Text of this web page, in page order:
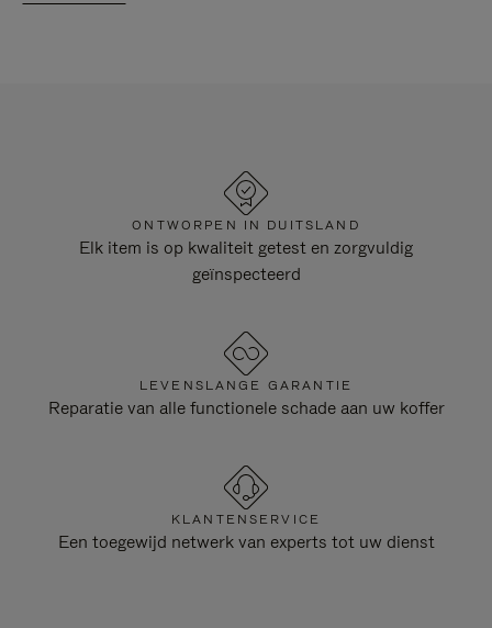
ONTWORPEN IN DUITSLAND
Elk item is op kwaliteit getest en zorgvuldig
geïnspecteerd
LEVENSLANGE GARANTIE
Reparatie van alle functionele schade aan uw koffer
KLANTENSERVICE
Een toegewijd netwerk van experts tot uw dienst